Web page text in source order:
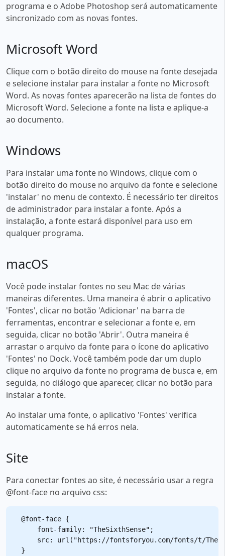
programa e o Adobe Photoshop será automaticamente
sincronizado com as novas fontes.
Microsoft Word
Clique com o botão direito do mouse na fonte desejada
e selecione instalar para instalar a fonte no Microsoft
Word. As novas fontes aparecerão na lista de fontes do
Microsoft Word. Selecione a fonte na lista e aplique-a
ao documento.
Windows
Para instalar uma fonte no Windows, clique com o
botão direito do mouse no arquivo da fonte e selecione
'instalar' no menu de contexto. É necessário ter direitos
de administrador para instalar a fonte. Após a
instalação, a fonte estará disponível para uso em
qualquer programa.
macOS
Você pode instalar fontes no seu Mac de várias
maneiras diferentes. Uma maneira é abrir o aplicativo
'Fontes', clicar no botão 'Adicionar' na barra de
ferramentas, encontrar e selecionar a fonte e, em
seguida, clicar no botão 'Abrir'. Outra maneira é
arrastar o arquivo da fonte para o ícone do aplicativo
'Fontes' no Dock. Você também pode dar um duplo
clique no arquivo da fonte no programa de busca e, em
seguida, no diálogo que aparecer, clicar no botão para
instalar a fonte.
Ao instalar uma fonte, o aplicativo 'Fontes' verifica
automaticamente se há erros nela.
Site
Para conectar fontes ao site, é necessário usar a regra
@font-face no arquivo css:
@font-face {
    font-family: "TheSixthSense";
src: url("https://fontsforyou.com/fonts/t/
}